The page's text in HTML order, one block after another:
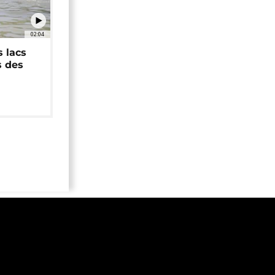
02:04
lacs
des